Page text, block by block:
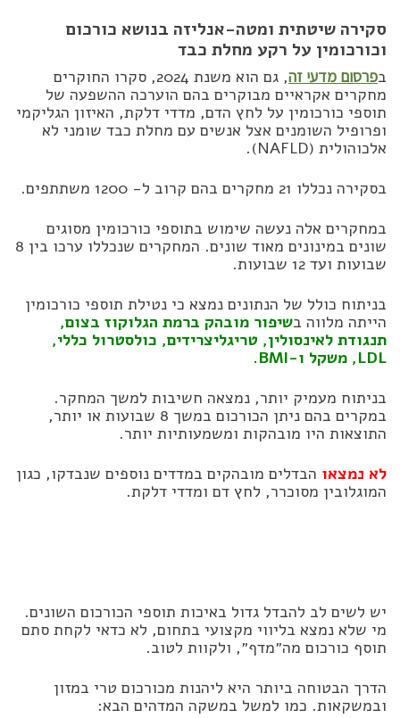
סקירה שיטתית ומטה-אנליזה בנושא כורכום
וכורכומין על רקע מחלת כבד
בפרסום מדעי זה
, גם הוא משנת 2024, סקרו החוקרים
מחקרים אקראיים מבוקרים בהם הוערכה ההשפעה של
תוספי כורכומין על לחץ הדם, מדדי דלקת, האיזון הגליקמי
ופרופיל השומנים אצל אנשים עם מחלת כבד שומני לא
אלכוהולית (NAFLD).
בסקירה נכללו 21 מחקרים בהם קרוב ל- 1200 משתתפים.
במחקרים אלה נעשה שימוש בתוספי כורכומין מסוגים
שונים במינונים מאוד שונים. המחקרים שנכללו ערכו בין 8
שבועות ועד 12 שבועות.
בניתוח כולל של הנתונים נמצא כי נטילת תוספי כורכומין
הייתה מלווה בשיפור מובהק ברמת הגלוקוז בצום,
תנגודת לאינסולין, טריגליצרידים, כולסטרול כללי,
LDL, משקל ו-BMI.
בניתוח מעמיק יותר, נמצאה חשיבות למשך המחקר.
במקרים בהם ניתן הכורכום במשך 8 שבועות או יותר,
התוצאות היו מובהקות ומשמעותיות יותר.
לא נמצאו הבדלים מובהקים במדדים נוספים שנבדקו, כגון
המוגלובין מסוכרר, לחץ דם ומדדי דלקת.
יש לשים לב להבדל גדול באיכות תוספי הכורכום השונים.
מי שלא נמצא בליווי מקצועי בתחום, לא כדאי לקחת סתם
תוסף כורכום מה״מדף״, ולקוות לטוב.
הדרך הבטוחה ביותר היא ליהנות מכורכום טרי במזון
ובמשקאות. כמו למשל במשקה המדהים הבא: